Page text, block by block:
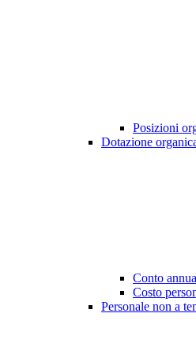
Posizioni
Dotazione
Conto
Costo
Personale non a